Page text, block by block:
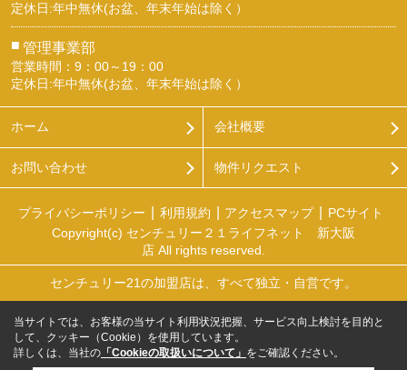
定休日:年中無休(お盆、年末年始は除く）
■ 管理事業部
営業時間：9：00～19：00
定休日:年中無休(お盆、年末年始は除く）
ホーム 会社概要
お問い合わせ 物件リクエスト
プライバシーポリシー 利用規約 アクセスマップ
PCサイト
Copyright(c) センチュリー２１ライフネット 新大阪
店 All rights reserved.
センチュリー21の加盟店は、すべて独立・自営です。
当サイトでは、お客様の当サイト利用状況把握、サービス向上検討を目的と
して、クッキー（Cookie）を使用しています。
詳しくは、当社の 「Cookieの取扱いについて」 をご確認ください。